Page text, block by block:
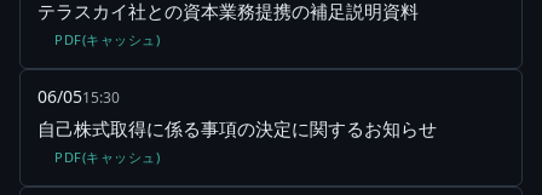
テラスカイ社との資本業務提携の補足説明資料
PDF(キャッシュ)
06/0515:30
自己株式取得に係る事項の決定に関するお知らせ
PDF(キャッシュ)